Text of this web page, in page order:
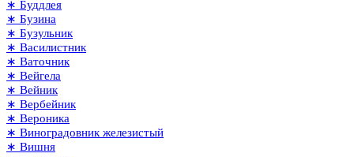
∗ Буддлея
∗ Бузина
∗ Бузульник
∗ Василистник
∗ Ваточник
∗ Вейгела
∗ Вейник
∗ Вербейник
∗ Вероника
∗ Виноградовник железистый
∗ Вишня